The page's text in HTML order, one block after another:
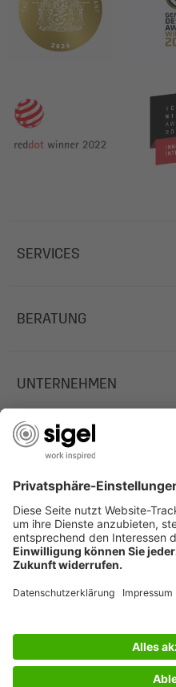
SERVICES
BERATUNG
UNTERNEHMEN
JOBS
INFORMATIONEN
Deutschland